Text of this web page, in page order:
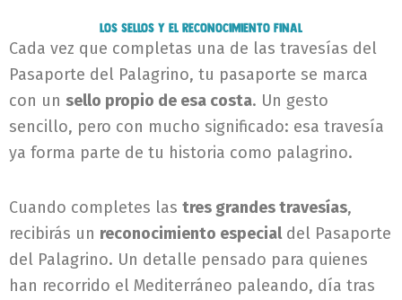
Los sellos y el reconocimiento final
Cada vez que completas una de las travesías del
Pasaporte del Palagrino, tu pasaporte se marca
con un sello propio de esa costa. Un gesto
sencillo, pero con mucho significado: esa travesía
ya forma parte de tu historia como palagrino.
Cuando completes las tres grandes travesías,
recibirás un reconocimiento especialdel Pasaporte
del Palagrino. Un detalle pensado para quienes
han recorrido el Mediterráneo paleando, día tras